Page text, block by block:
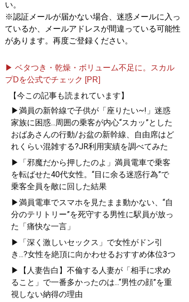
い。
※認証メールが届かない場合、迷惑メールに入っ
ているか、メールアドレスが間違っている可能性
があります。再度ご登録ください。
▶ ベタつき・乾燥・ボリューム不足に。スカル
プDを公式でチェック [PR]
【今この記事も読まれています】
▶満員の新幹線で子供が「座りたい~!」迷惑
家族に困惑...周囲の乗客が内心“スカッ”とした
おばあさんの行動/お盆の新幹線、自由席はど
れくらい混雑する?JR利用実績を調べてみた
▶「邪魔だから押したのよ」満員電車で乗客
を転ばせた40代女性。“目に余る迷惑行為”で
乗客全員を敵に回した結果
▶満員電車でスマホを見たまま動かない、“自
分のテリトリー”を死守する男性に駅員が放っ
た「痛快な一言」
▶「深く激しいセックス」で女性がドン引
き...?女性を絶頂に向かわせるおすすめ体位3つ
▶【人妻告白】不倫する人妻が「相手に求め
ること」で一番多かったのは...“男性の顔”を重
視しない納得の理由